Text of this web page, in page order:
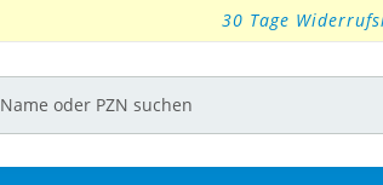
30 Tage